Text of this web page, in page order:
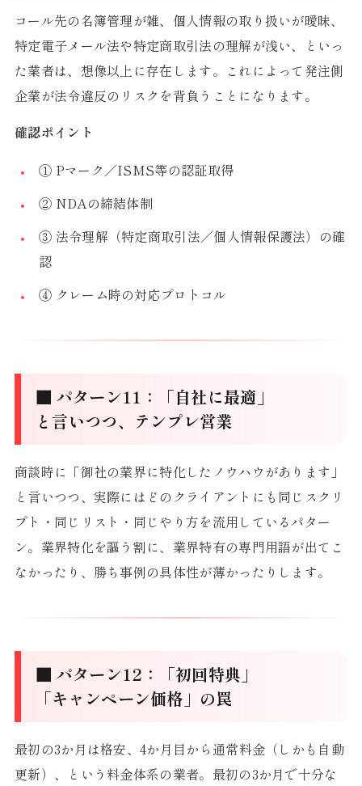
コール先の名簿管理が雑、個人情報の取り扱いが曖昧、
特定電子メール法や特定商取引法の理解が浅い、といっ
た業者は、想像以上に存在します。これによって発注側
企業が法令違反のリスクを背負うことになります。
確認ポイント
① Pマーク／ISMS等の認証取得
② NDAの締結体制
③ 法令理解（特定商取引法／個人情報保護法）の確
認
④ クレーム時の対応プロトコル
■ パターン11：「自社に最適」
と言いつつ、テンプレ営業
商談時に「御社の業界に特化したノウハウがあります」
と言いつつ、実際にはどのクライアントにも同じスクリ
プト・同じリスト・同じやり方を流用しているパター
ン。業界特化を謳う割に、業界特有の専門用語が出てこ
なかったり、勝ち事例の具体性が薄かったりします。
■ パターン12：「初回特典」
「キャンペーン価格」の罠
最初の3か月は格安、4か月目から通常料金（しかも自動
更新）、という料金体系の業者。最初の3か月で十分な